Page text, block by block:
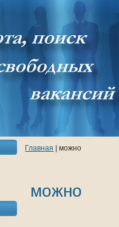
Главнaя | можно
можно